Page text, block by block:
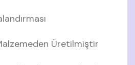
Üretilmiştir